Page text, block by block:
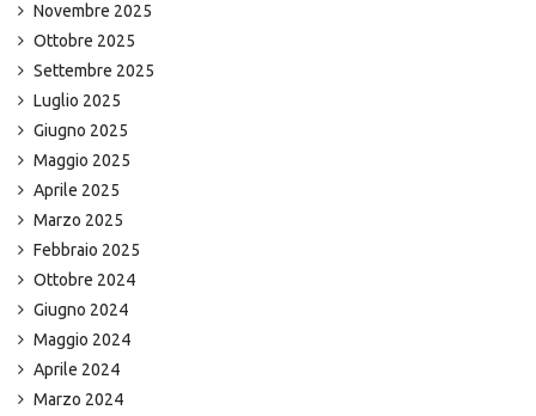
Novembre 2025
Ottobre 2025
Settembre 2025
Luglio 2025
Giugno 2025
Maggio 2025
Aprile 2025
Marzo 2025
Febbraio 2025
Ottobre 2024
Giugno 2024
Maggio 2024
Aprile 2024
Marzo 2024